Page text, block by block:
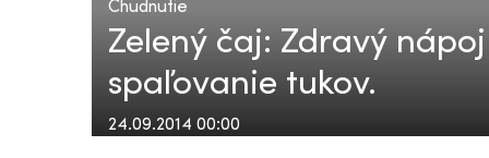
Chudnutie
Zelený čaj: Zdravý
spaľovanie tukov.
24.09.2014 00:00